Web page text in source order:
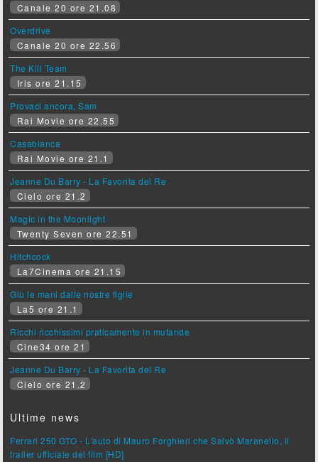
Canale 20 ore 21.08
Overdrive
Canale 20 ore 22.56
The Kill Team
Iris ore 21.15
Provaci ancora, Sam
Rai Movie ore 22.55
Casablanca
Rai Movie ore 21.1
Jeanne Du Barry - La Favorita del Re
Cielo ore 21.2
Magic in the Moonlight
Twenty Seven ore 22.51
Hitchcock
La7Cinema ore 21.15
Giù le mani dalle nostre figlie
La5 ore 21.1
Ricchi ricchissimi praticamente in mutande
Cine34 ore 21
Jeanne Du Barry - La Favorita del Re
Cielo ore 21.2
Ultime news
Ferrari 250 GTO - L'auto di Mauro Forghieri che Salvò Maranello, il
trailer ufficiale del film [HD]